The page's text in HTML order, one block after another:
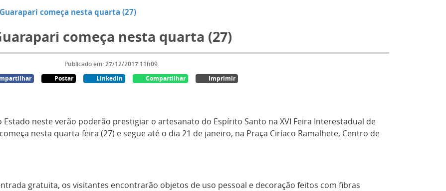
começa nesta quarta (27)
começa nesta quarta (27)
Publicado em: 27/12/2017 11h09
Postar Linkedin Compartilhar Imprimir
neste verão poderão prestigiar o artesanato do Espírito Santo na XVI Feira Interestadual de
nesta quarta-feira (27) e segue até o dia 21 de janeiro, na Praça Ciríaco Ramalhete, Centro de
gratuita, os visitantes encontrarão objetos de uso pessoal e decoração feitos com fibras